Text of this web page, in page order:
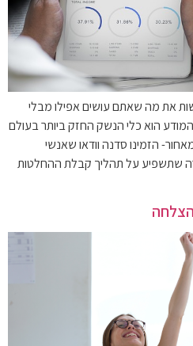
את מה שאתם עושים אפילו מבלי
הוא כלי הנשק החזק ביותר בעולם
הזמינו סדנה וודאו שאנשי
שתשפיע על תהליך קבלת ההחלטות